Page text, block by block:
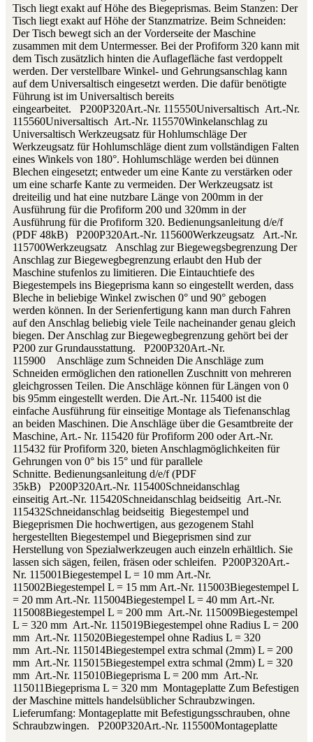
Tisch liegt exakt auf Höhe des Biegeprismas. Beim Stanzen: Der
Tisch liegt exakt auf Höhe der Stanzmatrize. Beim Schneiden:
Der Tisch bewegt sich an der Vorderseite der Maschine
zusammen mit dem Untermesser. Bei der Profiform 320 kann mit
dem Tisch zusätzlich hinten die Auflagefläche fast verdoppelt
werden. Der verstellbare Winkel- und Gehrungsanschlag kann
auf dem Universaltisch eingesetzt werden. Die dafür benötigte
Führung ist im Universaltisch bereits
eingearbeitet. P200P320Art.-Nr. 115550Universaltisch Art.-Nr.
115560Universaltisch Art.-Nr. 115570Winkelanschlag zu
Universaltisch Werkzeugsatz für Hohlumschläge Der
Werkzeugsatz für Hohlumschläge dient zum vollständigen Falten
eines Winkels von 180°. Hohlumschläge werden bei dünnen
Blechen eingesetzt; entweder um eine Kante zu verstärken oder
um eine scharfe Kante zu vermeiden. Der Werkzeugsatz ist
dreiteilig und hat eine nutzbare Länge von 200mm in der
Ausführung für die Profiform 200 und 320mm in der
Ausführung für die Profiform 320. Bedienungsanleitung d/e/f
(PDF 48kB) P200P320Art.-Nr. 115600Werkzeugsatz Art.-Nr.
115700Werkzeugsatz Anschlag zur Biegewegsbegrenzung Der
Anschlag zur Biegewegbegrenzung erlaubt den Hub der
Maschine stufenlos zu limitieren. Die Eintauchtiefe des
Biegestempels ins Biegeprisma kann so eingestellt werden, dass
Bleche in beliebige Winkel zwischen 0° und 90° gebogen
werden können. In der Serienfertigung kann man durch Fahren
auf den Anschlag beliebig viele Teile nacheinander genau gleich
biegen. Der Anschlag zur Biegewegbegrenzung gehört bei der
P200 zur Grundausstattung. P200P320Art.-Nr.
115900 Anschläge zum Schneiden Die Anschläge zum
Schneiden ermöglichen den rationellen Zuschnitt von mehreren
gleichgrossen Teilen. Die Anschläge können für Längen von 0
bis 95mm eingestellt werden. Die Art.-Nr. 115400 ist die
einfache Ausführung für einseitige Montage als Tiefenanschlag
an beiden Maschinen. Die Anschläge über die Gesamtbreite der
Maschine, Art.- Nr. 115420 für Profiform 200 oder Art.-Nr.
115432 für Profiform 320, bieten Anschlagmöglichkeiten für
Gehrungen von 0° bis 15° und für parallele
Schnitte. Bedienungsanleitung d/e/f (PDF
35kB) P200P320Art.-Nr. 115400Schneidanschlag
einseitig Art.-Nr. 115420Schneidanschlag beidseitig Art.-Nr.
115432Schneidanschlag beidseitig Biegestempel und
Biegeprismen Die hochwertigen, aus gezogenem Stahl
hergestellten Biegestempel und Biegeprismen sind zur
Herstellung von Spezialwerkzeugen auch einzeln erhältlich. Sie
lassen sich sägen, feilen, fräsen oder schleifen. P200P320Art.-
Nr. 115001Biegestempel L = 10 mm Art.-Nr.
115002Biegestempel L = 15 mm Art.-Nr. 115003Biegestempel L
= 20 mm Art.-Nr. 115004Biegestempel L = 40 mm Art.-Nr.
115008Biegestempel L = 200 mm Art.-Nr. 115009Biegestempel
L = 320 mm Art.-Nr. 115019Biegestempel ohne Radius L = 200
mm Art.-Nr. 115020Biegestempel ohne Radius L = 320
mm Art.-Nr. 115014Biegestempel extra schmal (2mm) L = 200
mm Art.-Nr. 115015Biegestempel extra schmal (2mm) L = 320
mm Art.-Nr. 115010Biegeprisma L = 200 mm Art.-Nr.
115011Biegeprisma L = 320 mm Montageplatte Zum Befestigen
der Maschine mittels handelsüblicher Schraubzwingen.
Lieferumfang: Montageplatte mit Befestigungsschrauben, ohne
Schraubzwingen. P200P320Art.-Nr. 115500Montageplatte